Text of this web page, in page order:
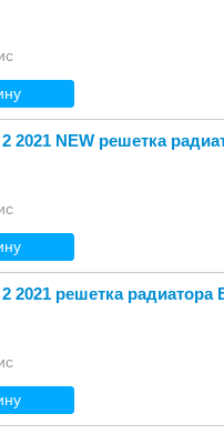
2021 NEW решетка
2021 решетка